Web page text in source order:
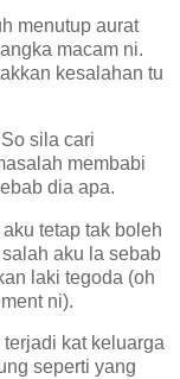
menutup aurat
macam ni.
kesalahan tu
sila cari
membabi
dia apa.
tetap tak boleh
aku la sebab
laki tegoda (oh
ni).
kat keluarga
seperti yang